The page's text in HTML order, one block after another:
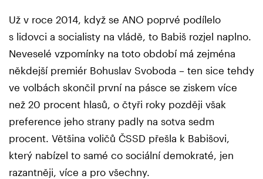
Už v roce 2014, když se ANO poprvé podílelo
s lidovci a socialisty na vládě, to Babiš rozjel naplno.
Neveselé vzpomínky na toto období má zejména
někdejší premiér Bohuslav Svoboda – ten sice tehdy
ve volbách skončil první na pásce se ziskem více
než 20 procent hlasů, o čtyři roky později však
preference jeho strany padly na sotva sedm
procent. Většina voličů ČSSD přešla k Babišovi,
který nabízel to samé co sociální demokraté, jen
razantněji, více a pro všechny.